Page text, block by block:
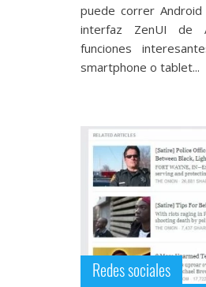
puede correr
interfaz ZenUI de
funciones
smartphone o tablet...
Redes sociales